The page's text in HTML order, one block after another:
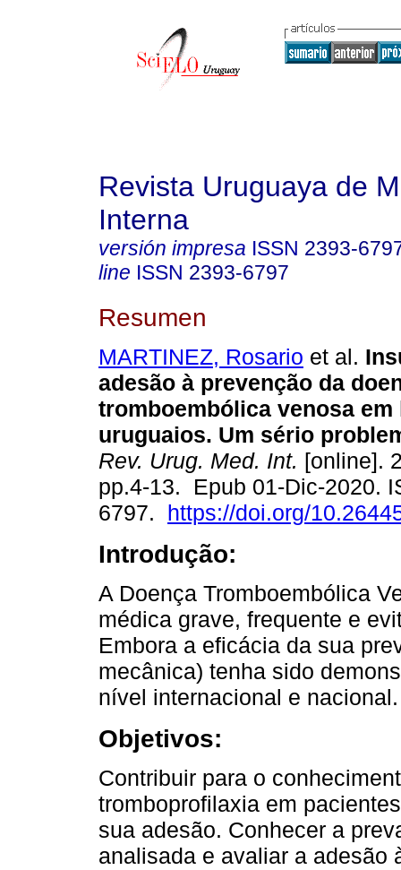
Revista Uruguaya de
Interna
versión impresa ISSN 2393-
line ISSN 2393-6797
Resumen
MARTINEZ, Rosario et al.
adesão à prevenção da
tromboembólica venosa
uruguaios. Um sério
Rev. Urug. Med. Int. [online].
pp.4-13. Epub 01-Dic-2020.
6797. https://doi.org/
Introdução:
A Doença Tromboembólica
médica grave, frequente e
Embora a eficácia da sua
mecânica) tenha sido
nível internacional e nacional.
Objetivos:
Contribuir para o
tromboprofilaxia em
sua adesão. Conhecer a
analisada e avaliar a adesão